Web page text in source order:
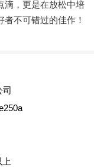
滴，更是在放松中培
不可错过的佳作！
司